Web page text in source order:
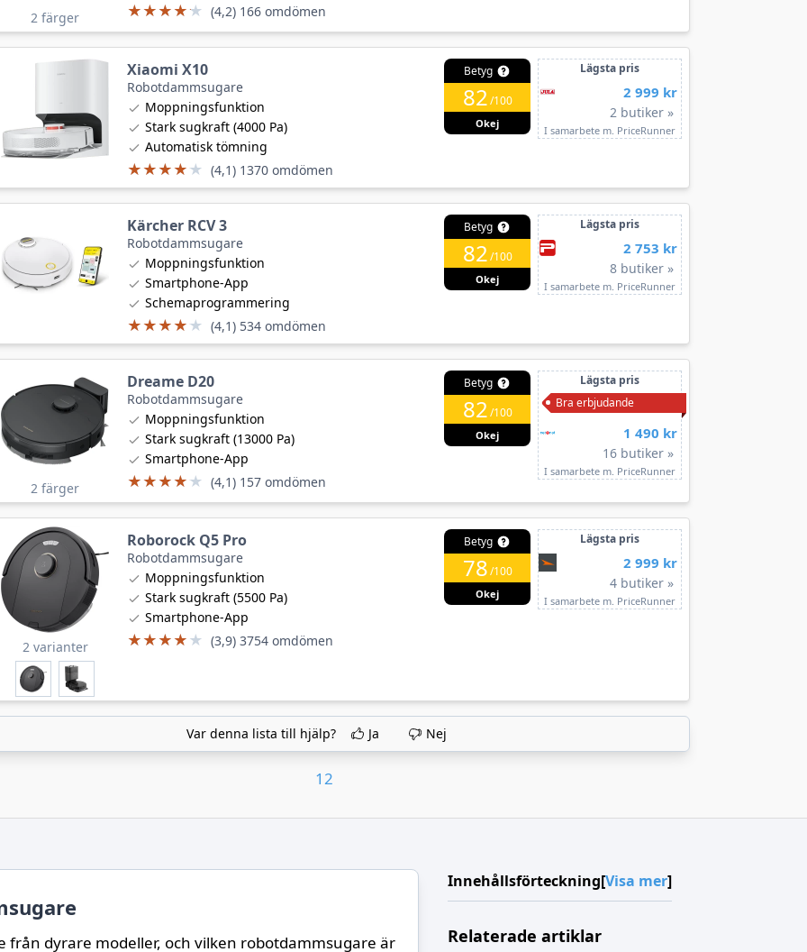
2 färger ★★★★★
★★★★★ (4,2) 166 omdömen
Xiaomi X10
Robotdammsugare
Moppningsfunktion
Stark sugkraft (4000 Pa)
Automatisk tömning
★★★★★
★★★★★ (4,1) 1370 omdömen
Betyg
82/100
Okej
Lägsta pris
2 999 kr
2 butiker »
I samarbete m. PriceRunner
Kärcher RCV 3
Robotdammsugare
Moppningsfunktion
Smartphone-App
Schemaprogrammering
★★★★★
★★★★★ (4,1) 534 omdömen
Betyg
82/100
Okej
Lägsta pris
2 753 kr
8 butiker »
I samarbete m. PriceRunner
2 färger
Dreame D20
Robotdammsugare
Moppningsfunktion
Stark sugkraft (13000 Pa)
Smartphone-App
★★★★★
★★★★★ (4,1) 157 omdömen
Betyg
82/100
Okej
Lägsta pris
Bra erbjudande
1 490 kr
16 butiker »
I samarbete m. PriceRunner
2 varianter
Roborock Q5 Pro
Robotdammsugare
Moppningsfunktion
Stark sugkraft (5500 Pa)
Smartphone-App
★★★★★
★★★★★ (3,9) 3754 omdömen
Betyg
78/100
Okej
Lägsta pris
2 999 kr
4 butiker »
I samarbete m. PriceRunner
Var denna lista till hjälp? Ja Nej
12
Innehållsförteckning[Visa mer]
Relaterade artiklar
från dyrare modeller, och vilken robotdammsugare är